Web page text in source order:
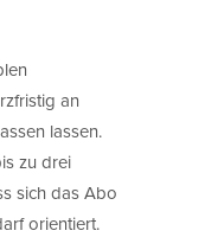
an
lassen.
zu drei
sich das Abo
orientiert.